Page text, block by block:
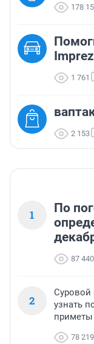
178
1 761
2 153
1
По
87 440
2
Суровой
узнать
приметы
78 219